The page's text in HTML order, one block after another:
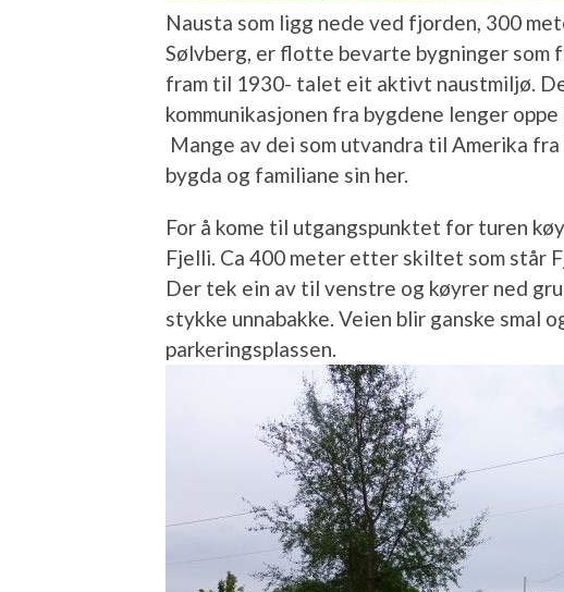
Nausta som ligg nede ved fjorden, 300
Sølvberg, er flotte bevarte bygninger
fram til 1930- talet eit aktivt naustmiljø.
kommunikasjonen fra bygdene lenger
Mange av dei som utvandra til Amerika
bygda og familiane sin her.
For å kome til utgangspunktet for turen
Fjelli. Ca 400 meter etter skiltet som står
Der tek ein av til venstre og køyrer ned
stykke unnabakke. Veien blir ganske smal
parkeringsplassen.